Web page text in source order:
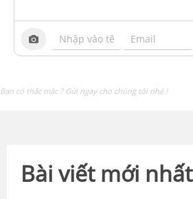
Bạn có thắc mắc ? Gửi ngay cho chúng tôi nhé !
Bài viết mới nhất